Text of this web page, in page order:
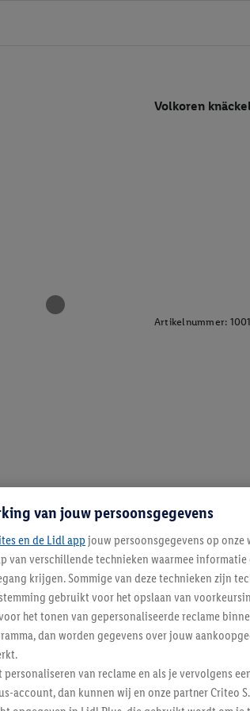
Volkoren
Artikelnummer:
van jouw persoonsgegevens
en de Lidl app jouw persoonsgegevens op onze
van verschillende technieken waarmee
krijgen. Sommige van deze technieken zijn
gebruikt voor het opslaan van
het tonen van gepersonaliseerde reclame
dan worden gegevens over jouw
van reclame en als je vervolgens
account, dan kunnen wij en onze partner Criteo